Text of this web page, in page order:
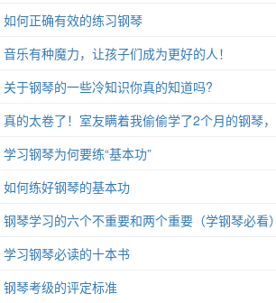
如何正确有效的练习钢琴
音乐有种魔力，让孩子们成为更好的人！
关于钢琴的一些冷知识你真的知道吗?
真的太卷了！室友瞒着我偷偷学了2个月的钢琴
学习钢琴为何要练“基本功”
如何练好钢琴的基本功
钢琴学习的六个不重要和两个重要（学钢琴必看
学习钢琴必读的十本书
钢琴考级的评定标准